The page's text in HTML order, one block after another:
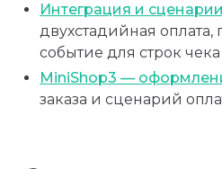
Интеграция и сценарии
двухстадийная
событие для строк чека
MiniShop3 —
заказа и сценарий